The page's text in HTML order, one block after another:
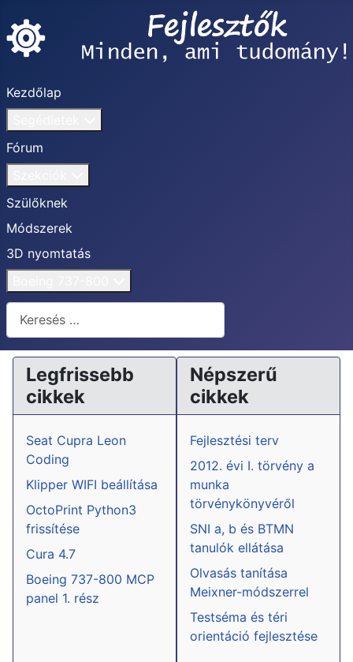
Kezdőlap
Fórum
Szülőknek
Módszerek
3D nyomtatás
Keresés...
Legfrissebb
cikkek
Seat Cupra Leon
Coding
Klipper WIFI beállítása
OctoPrint Python3
frissítése
Cura 4.7
Boeing 737-800 MCP
panel 1. rész
Népszerű
cikkek
Fejlesztési terv
2012. évi I. törvény a
munka
törvénykönyvéről
SNI a, b és BTMN
tanulók ellátása
Olvasás tanítása
Meixner-módszerrel
Testséma és téri
orientáció fejlesztése